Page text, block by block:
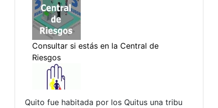
Quito fue habitada por los Quitus una tribu